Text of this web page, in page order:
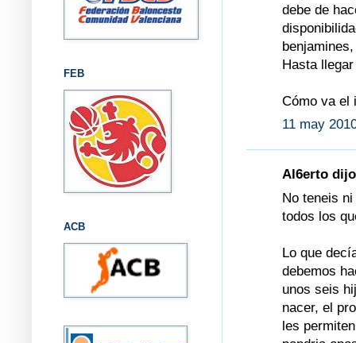
debe de
Hasta
Cómo va el
11 may
Al6erto
No teneis
todos los
Lo que
debemos
unos seis
nacer, el
les
FEB
ACB